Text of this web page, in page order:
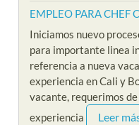
EMPLEO PARA CHEF
Iniciamos nuevo
para importante linea
referencia a nueva
experiencia en Cali y
vacante, requerimos
experiencia
Leer